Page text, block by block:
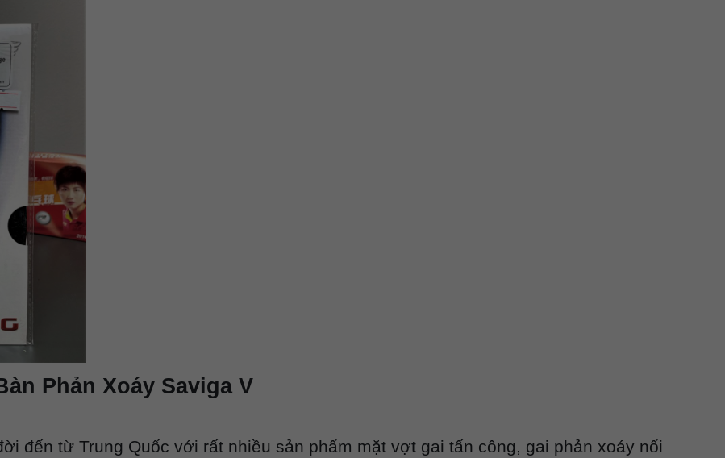
Phản Xoáy Saviga V
đến từ Trung Quốc với rất nhiều sản phẩm mặt vợt gai tấn công, gai phản xoáy nổi